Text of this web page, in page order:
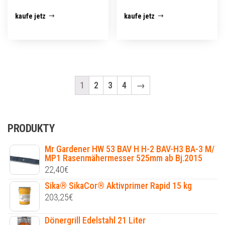
kaufe jetz kaufe jetz
1 2 3 4 →
PRODUKTY
Mr Gardener HW 53 BAV H H-2 BAV-H3 BA-3 M/
MP1 Rasenmähermesser 525mm ab Bj.2015
22,40€
Sika® SikaCor® Aktivprimer Rapid 15 kg
203,25€
Dönergrill Edelstahl 21 Liter